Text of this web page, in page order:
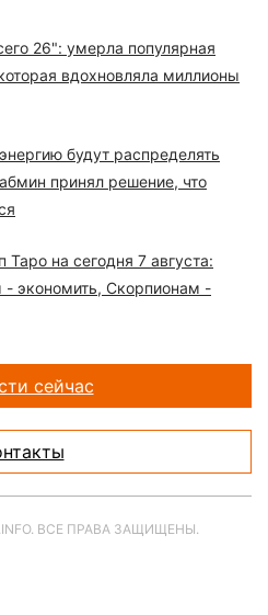
26": умерла популярная
вдохновляла миллионы
будут распределять
принял решение, что
Таро на сегодня 7 августа:
- экономить, Скорпионам -
сейчас
ВСЕ ПРАВА ЗАЩИЩЕНЫ.